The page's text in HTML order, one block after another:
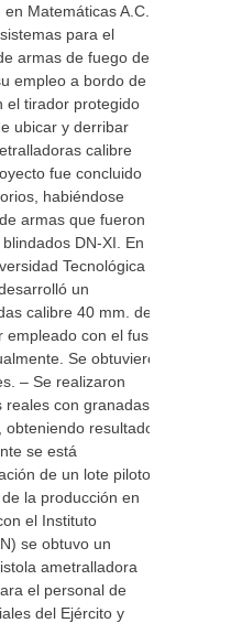
Matemáticas A.C.
para el
armas de fuego de
empleo a bordo de
el tirador protegido
ubicar y derribar
calibre
fue concluido
habiéndose
armas que fueron
DN-XI. En
Tecnológica
un
calibre 40 mm. de
con el fusil
Se obtuvieron
– Se realizaron
reales con granadas
resultados
se está
de un lote piloto
la producción en
el Instituto
se obtuvo un
ametralladora
el personal de
del Ejército y